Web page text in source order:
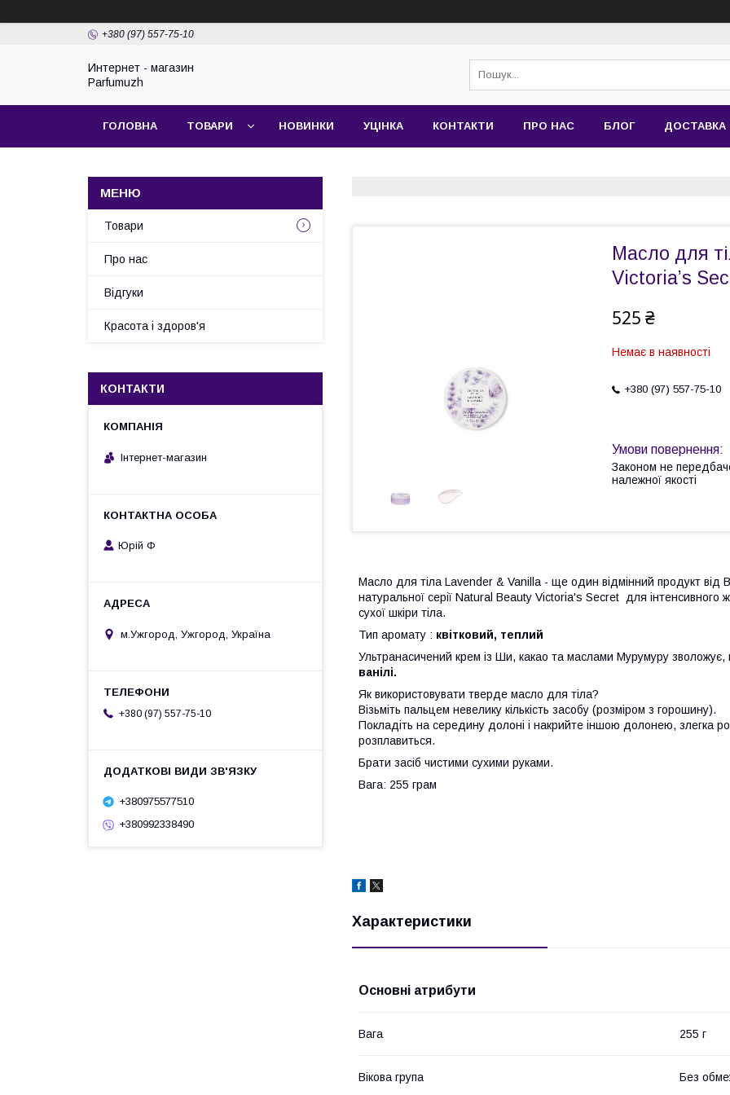
+380 (97) 557-75-10
Интернет - магазин
Parfumuzh
ГОЛОВНА ТОВАРИ НОВИНКИ УЦІНКА КОНТАКТИ ПРО НАС БЛОГ ДОСТАВКА
Масло для
Victoria’s
525 ₴
Немає в наявності
+380 (97) 557-75-10
Законом не
належної якості
Масло для тіла Lavender & Vanilla - ще один відмінний продукт від
натуральної серії Natural Beauty Victoria's Secret для
сухої шкіри тіла.
Тип аромату : квітковий, теплий
Ультранасичений крем із Ши, какао та маслами Мурумуру зволожує,
ванілі.
Як використовувати тверде масло для тіла?
Візьміть пальцем невелику кількість засобу (розміром з горошину).
Покладіть на середину долоні і накрийте іншою долонею, злегка
розплавиться.
Брати засіб чистими сухими руками.
Вага: 255 грам
Характеристики
Основні атрибути
Вага 255 г
Вікова група Без
Товари
Про нас
Відгуки
Красота і здоров'я
КОНТАКТИ
Інтернет-магазин
Юрій Ф
м.Ужгород, Ужгород, Україна
+380 (97) 557-75-10
+380975577510
+380992338490